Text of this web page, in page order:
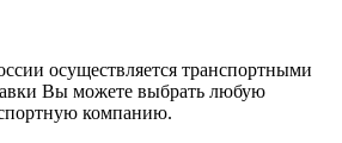
осуществляется транспортными
Вы можете выбрать любую
компанию.